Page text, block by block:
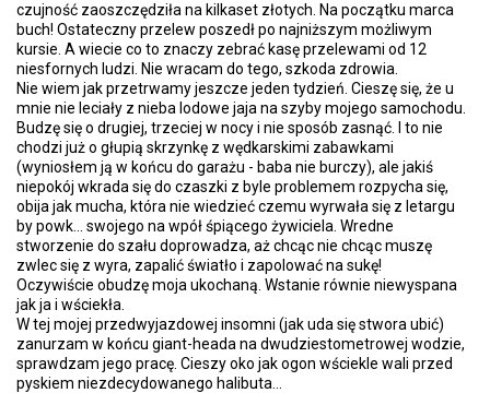
czujność zaoszczędziła na kilkaset złotych. Na początku marca
buch! Ostateczny przelew poszedł po najniższym możliwym
kursie. A wiecie co to znaczy zebrać kasę przelewami od 12
niesfornych ludzi. Nie wracam do tego, szkoda zdrowia.
Nie wiem jak przetrwamy jeszcze jeden tydzień. Cieszę się, że u
mnie nie leciały z nieba lodowe jaja na szyby mojego samochodu.
Budzę się o drugiej, trzeciej w nocy i nie sposób zasnąć. I to nie
chodzi już o głupią skrzynkę z wędkarskimi zabawkami
(wyniosłem ją w końcu do garażu - baba nie burczy), ale jakiś
niepokój wkrada się do czaszki z byle problemem rozpycha się,
obija jak mucha, która nie wiedzieć czemu wyrwała się z letargu
by powk... swojego na wpół śpiącego żywiciela. Wredne
stworzenie do szału doprowadza, aż chcąc nie chcąc muszę
zwlec się z wyra, zapalić światło i zapolować na sukę!
Oczywiście obudzę moja ukochaną. Wstanie równie niewyspana
jak ja i wściekła.
W tej mojej przedwyjazdowej insomni (jak uda się stwora ubić)
zanurzam w końcu giant-heada na dwudziestometrowej wodzie,
sprawdzam jego pracę. Cieszy oko jak ogon wściekle wali przed
pyskiem niezdecydowanego halibuta...